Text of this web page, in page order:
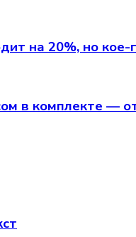
на 20%, но кое-
в комплекте —